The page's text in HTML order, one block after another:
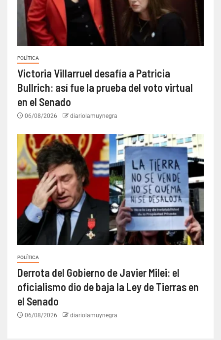
POLÍTICA
Victoria Villarruel desafía a Patricia
Bullrich: así fue la prueba del voto virtual
en el Senado
06/08/2026 diariolamuynegra
POLÍTICA
Derrota del Gobierno de Javier Milei: el
oficialismo dio de baja la Ley de Tierras en
el Senado
06/08/2026 diariolamuynegra